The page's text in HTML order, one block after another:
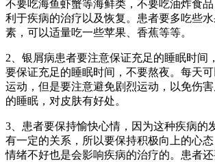
不要吃海鱼虾蟹等海鲜类，不要吃油炸食
利于疾病的治疗以及恢复。患者要多吃些
素，可以适量吃一些苹果、香蕉等等。
2、银屑病患者要注意保证充足的睡眠时间
要保证充足的睡眠时间，不要熬夜。每天
运动，但是要注意避免剧烈运动，以免伤
的睡眠，对皮肤有好处。
3、患者要保持愉快心情，因为这种疾病的
有一定的关系，所以要保持积极向上的心态
情绪不好也是会影响疾病的治疗的。患者